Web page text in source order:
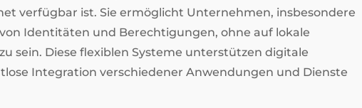
verfügbar ist. Sie ermöglicht Unternehmen, insbesondere
Identitäten und Berechtigungen, ohne auf lokale
sein. Diese flexiblen Systeme unterstützen digitale
Integration verschiedener Anwendungen und Dienste